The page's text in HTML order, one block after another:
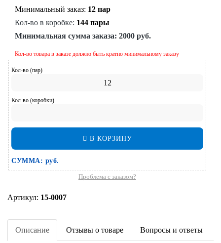
Минимальный заказ: 12 пар
Кол-во в коробке: 144 пары
Минимальная сумма заказа: 2000 руб.
Кол-во товара в заказе должно быть кратно минимальному заказу
Кол-во (пар)
Кол-во (коробки)
В КОРЗИНУ
СУММА: руб.
Проблема с заказом?
Артикул: 15-0007
Описание Отзывы о товаре Вопросы и ответы